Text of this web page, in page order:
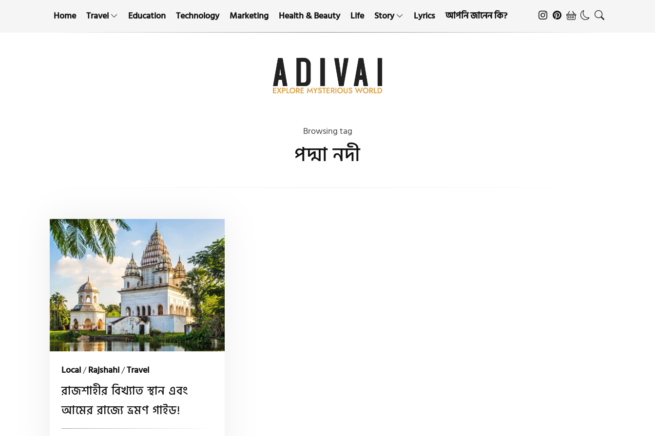
Home Travel Education Technology Marketing Health & Beauty Life Story Lyrics আপনি জানেন কি?
Browsing tag
পদ্মা নদী
Local/Rajshahi/Travel
রাজশাহীর বিখ্যাত স্থান এবং
আমের রাজ্যে ভ্রমণ গাইড!